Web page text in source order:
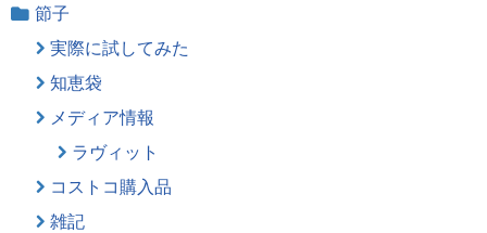
節子
実際に試してみた
知恵袋
メディア情報
ラヴィット
コストコ購入品
雑記